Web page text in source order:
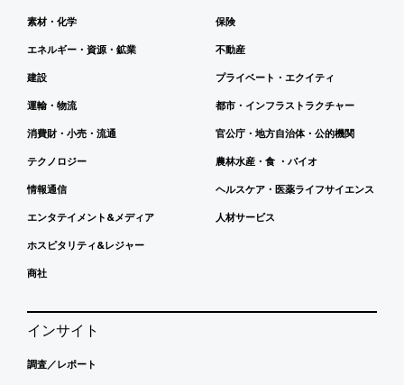
素材・化学
エネルギー・資源・鉱業
建設
運輸・物流
消費財・小売・流通
テクノロジー
情報通信
エンタテイメント&メディア
ホスピタリティ&レジャー
商社
保険
不動産
プライベート・エクイティ
都市・インフラストラクチャー
官公庁・地方自治体・公的機関
農林水産・食 ・バイオ
ヘルスケア・医薬ライフサイエンス
人材サービス
インサイト
調査／レポート